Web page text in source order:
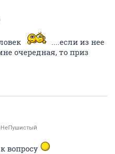
....если из нее
очередная, то приз
вопросу